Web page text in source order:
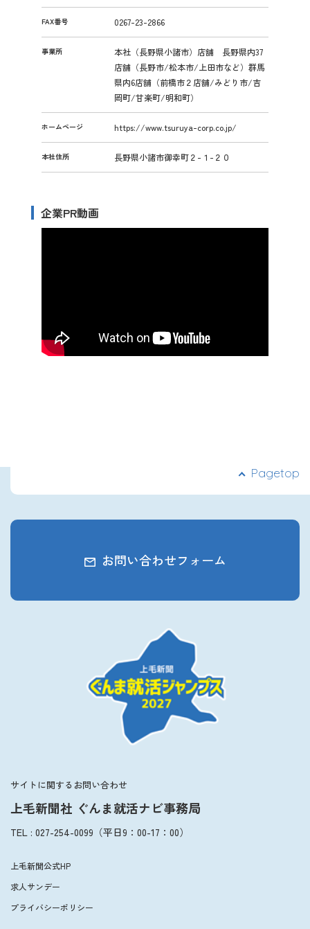
FAX番号 0267-23-2866
事業所
本社（長野県小諸市）店舗 長野県内37
店舗（長野市/松本市/上田市など）群馬
県内6店舗（前橋市２店舗/みどり市/吉
岡町/甘楽町/明和町）
ホームページ https://www.tsuruya-corp.co.jp/
本社住所 長野県小諸市御幸町２-１-２０
企業PR動画
お問い合わせフォーム
サイトに関するお問い合わせ
上毛新聞社 ぐんま就活ナビ事務局
TEL : 027-254-0099 （平日9：00-17：00）
上毛新聞公式HP
求人サンデー
プライバシーポリシー
Pagetop